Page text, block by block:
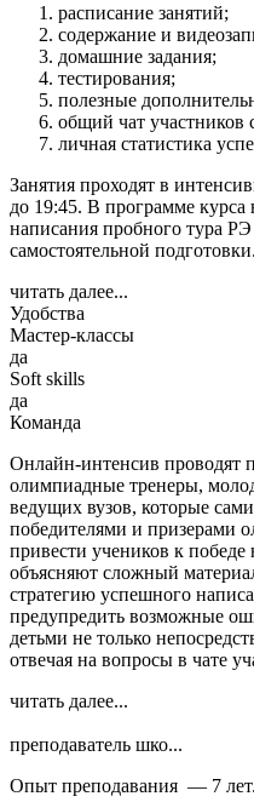
расписание занятий;
содержание и
домашние задания;
тестирования;
полезные
общий чат участников
личная статистика
Занятия проходят в
до 19:45. В программе
написания пробного тура
самостоятельной подготовки.
читать далее...
Удобства
Мастер-классы
да
Soft skills
да
Команда
Онлайн-интенсив проводят
олимпиадные тренеры,
ведущих вузов, которые
победителями и призерами
привести учеников к
объясняют сложный
стратегию успешного
предупредить возможные
детьми не только
отвечая на вопросы в чате
читать далее...
преподаватель шко...
Опыт преподавания — 7 лет.